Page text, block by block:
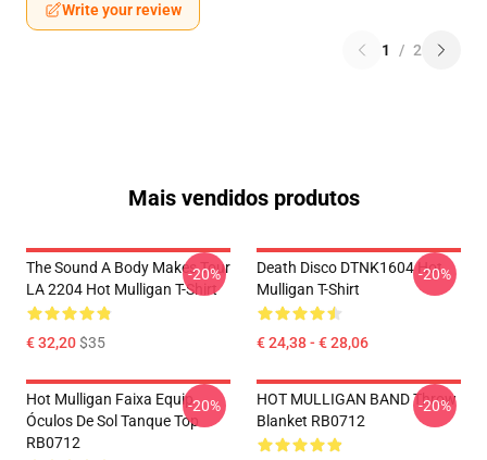
Write your review
1 / 2
Mais vendidos produtos
The Sound A Body Makes Tour
LA 2204 Hot Mulligan T-Shirt
€ 32,20$35
-20%
Death Disco DTNK1604 Hot
Mulligan T-Shirt
€ 24,38 - € 28,06
-20%
Hot Mulligan Faixa Equip
Óculos De Sol Tanque Top
RB0712
-20%
HOT MULLIGAN BAND Throw
Blanket RB0712
-20%